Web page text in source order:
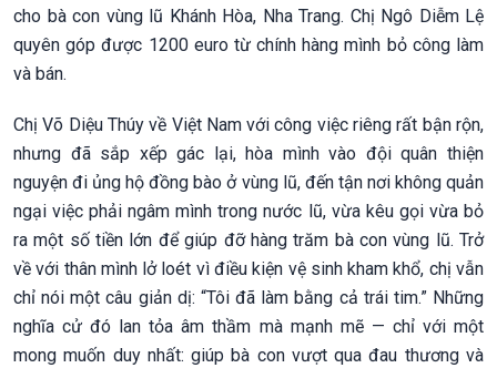
cho bà con vùng lũ Khánh Hòa, Nha Trang. Chị Ngô Diễm Lệ
quyên góp được 1200 euro từ chính hàng mình bỏ công làm
và bán.
Chị Võ Diệu Thúy về Việt Nam với công việc riêng rất bận rộn,
nhưng đã sắp xếp gác lại, hòa mình vào đội quân thiện
nguyện đi ủng hộ đồng bào ở vùng lũ, đến tận nơi không quản
ngại việc phải ngâm mình trong nước lũ, vừa kêu gọi vừa bỏ
ra một số tiền lớn để giúp đỡ hàng trăm bà con vùng lũ. Trở
về với thân mình lở loét vì điều kiện vệ sinh kham khổ, chị vẫn
chỉ nói một câu giản dị: “Tôi đã làm bằng cả trái tim.” Những
nghĩa cử đó lan tỏa âm thầm mà mạnh mẽ — chỉ với một
mong muốn duy nhất: giúp bà con vượt qua đau thương và